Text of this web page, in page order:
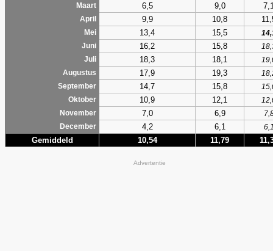
Maart 6,5 9,0
April 9,9 10,8
Mei 13,4 15,5
Juni
16,2 15,8
Juli
18,3 18,1
Augustus
17,9 19,3
September
14,7 15,8
Oktober
10,9 12,1
November
7,0 6,9
December
4,2 6,1
Gemiddeld 10,54 11,79
Advertentie